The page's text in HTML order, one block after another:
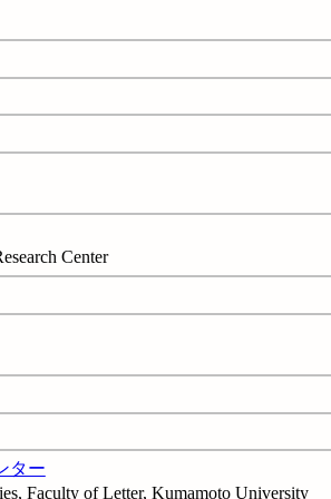
Center
ター
Faculty of Letter, Kumamoto University